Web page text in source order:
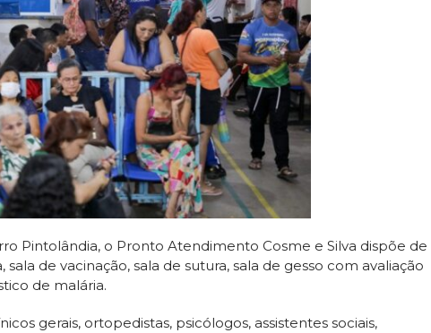
Pintolândia, o Pronto Atendimento Cosme e Silva dispõe de
de vacinação, sala de sutura, sala de gesso com avaliação
de malária.
gerais, ortopedistas, psicólogos, assistentes sociais,